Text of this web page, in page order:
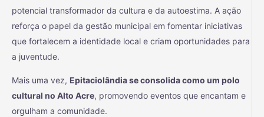
potencial transformador da cultura e da autoestima. A ação
reforça o papel da gestão municipal em fomentar iniciativas
que fortalecem a identidade local e criam oportunidades para
a juventude.
Mais uma vez, Epitaciolândia se consolida como um polo
cultural no Alto Acre, promovendo eventos que encantam e
orgulham a comunidade.